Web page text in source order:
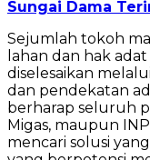
Sungai Dama
Sejumlah tokoh
lahan dan hak
diselesaikan
dan pendekatan
berharap seluruh
Migas, maupun
mencari solusi